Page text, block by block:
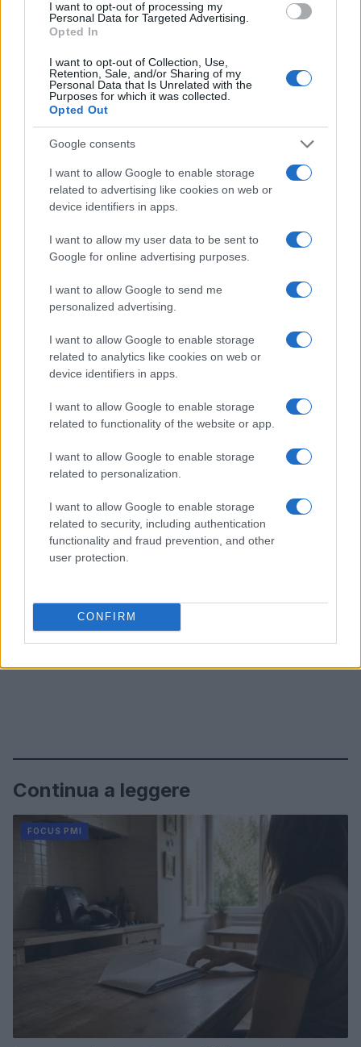
I want to opt-out of processing my
Personal Data for Targeted Advertising.
Opted In
I want to opt-out of Collection, Use,
Retention, Sale, and/or Sharing of my
Personal Data that Is Unrelated with the
Purposes for which it was collected.
Opted Out
Google consents
I want to allow Google to enable storage
related to advertising like cookies on web or
device identifiers in apps.
I want to allow my user data to be sent to
Google for online advertising purposes.
I want to allow Google to send me
personalized advertising.
I want to allow Google to enable storage
related to analytics like cookies on web or
device identifiers in apps.
I want to allow Google to enable storage
related to functionality of the website or app.
I want to allow Google to enable storage
related to personalization.
I want to allow Google to enable storage
related to security, including authentication
functionality and fraud prevention, and other
user protection.
CONFIRM
ecosistemi. In particolare, le aree identificate come
maggiormente sensibili o caratterizzate da più
elevata concentrazione infrastrutturale potranno
costituire ambiti prioritari per l’attivazione di
progetti locali di mitigazione e rigenerazione
ambientale, da sviluppare in coerenza con la
strategia di sostenibilità aziendale.
Linda Pellegrini
Linda Pellegrini ha raccontato da Genova il
portuale entrando in Comune per un'intervista
decisiva; è caporedattore con responsabilità
redazione inchieste su memoria locale.
Laureata all'Università di Genova, conserva
un archivio di fotografie d'epoca della città.
Continua a leggere
FOCUS PMI